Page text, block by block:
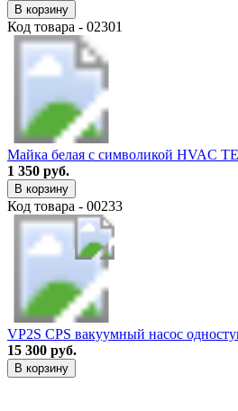
В корзину
Код товара - 02301
Майка белая с символикой HVAC
1 350 руб.
В корзину
Код товара - 00233
VP2S CPS вакуумный насос
15 300 руб.
В корзину